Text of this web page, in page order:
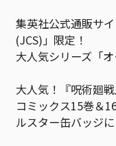
集英社公式通販サ
(JCS)」限定！
大人気シリーズ「
大人気！『呪術廻戦
コミックス15巻＆
ルスター缶バッジに